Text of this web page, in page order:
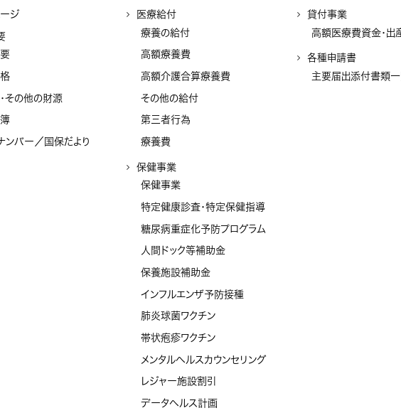
ージ
その他の財源
ンバー／国保だより
医療給付
療養の給付
高額療養費
高額介護合算療養費
その他の給付
第三者行為
療養費
保健事業
保健事業
特定健康診査・特定保健指導
糖尿病重症化予防プログラム
人間ドック等補助金
保養施設補助金
インフルエンザ予防接種
肺炎球菌ワクチン
帯状疱疹ワクチン
メンタルヘルスカウンセリング
レジャー施設割引
データヘルス計画
貸付事業
高額医療費資金・出
各種申請書
主要届出添付書類